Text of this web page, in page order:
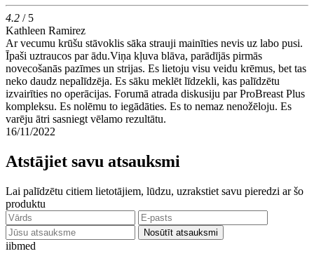
4.2 / 5
Kathleen Ramirez
Ar vecumu krūšu stāvoklis sāka strauji mainīties nevis uz labo pusi.
Īpaši uztraucos par ādu.Viņa kļuva blāva, parādījās pirmās
novecošanās pazīmes un strijas. Es lietoju visu veidu krēmus, bet tas
neko daudz nepalīdzēja. Es sāku meklēt līdzekli, kas palīdzētu
izvairīties no operācijas. Forumā atrada diskusiju par ProBreast Plus
kompleksu. Es nolēmu to iegādāties. Es to nemaz nenožēloju. Es
varēju ātri sasniegt vēlamo rezultātu.
16/11/2022
Atstājiet savu atsauksmi
Lai palīdzētu citiem lietotājiem, lūdzu, uzrakstiet savu pieredzi ar šo
produktu
Nosūtīt atsauksmi
iibmed